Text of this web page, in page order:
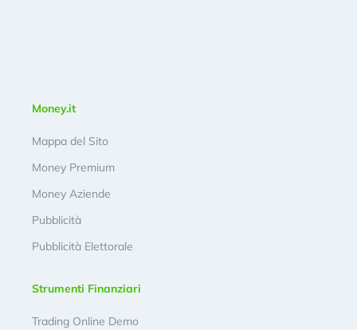
Money.it
Mappa del Sito
Money Premium
Money Aziende
Pubblicità
Pubblicità Elettorale
Strumenti Finanziari
Trading Online Demo